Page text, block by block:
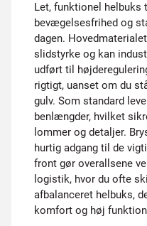
Let, funktionel helbuks
bevægelsesfrihed og
dagen.
slidstyrke og kan
udført til
rigtigt, uanset om du
gulv. Som standard
benlængder, hvilket
lommer og detaljer.
hurtig adgang til de
front gør overallsene
logistik, hvor du ofte
afbalanceret helbuks,
komfort og høj